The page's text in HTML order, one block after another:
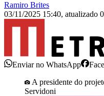
Ramiro Brites
03/11/2025 15:40, atualizado
Enviar no WhatsApp
A presidente do
Servidoni